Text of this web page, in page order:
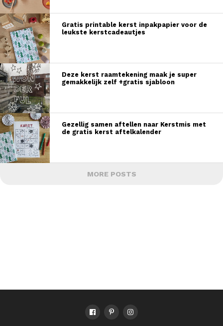
Gratis printable kerst inpakpapier voor de
leukste kerstcadeautjes
Deze kerst raamtekening maak je super
gemakkelijk zelf +gratis sjabloon
Gezellig samen aftellen naar Kerstmis met
de gratis kerst aftelkalender
MORE POSTS